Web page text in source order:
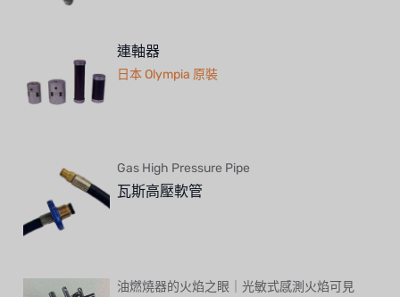
連軸器
日本 Olympia 原裝
Gas High Pressure Pipe
瓦斯高壓軟管
油燃燒器的火焰之眼｜光敏式感測火焰可見